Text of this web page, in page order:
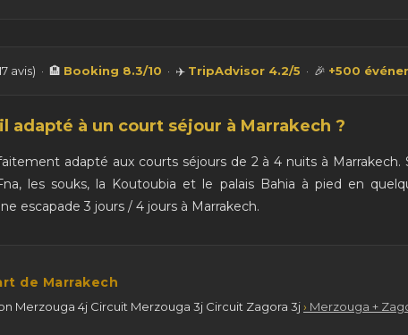
avis) · 🏨 Booking 8.3/10 · ✈️ TripAdvisor 4.2/5 · 🎉 +500
adapté à un court séjour à Marrakech ?
adapté aux courts séjours de 2 à 4 nuits à Marrakech.
les souks, la Koutoubia et le palais Bahia à pied en
escapade 3 jours / 4 jours à Marrakech.
de Marrakech
Merzouga 4j Circuit Merzouga 3j Circuit Zagora 3j Merzouga +